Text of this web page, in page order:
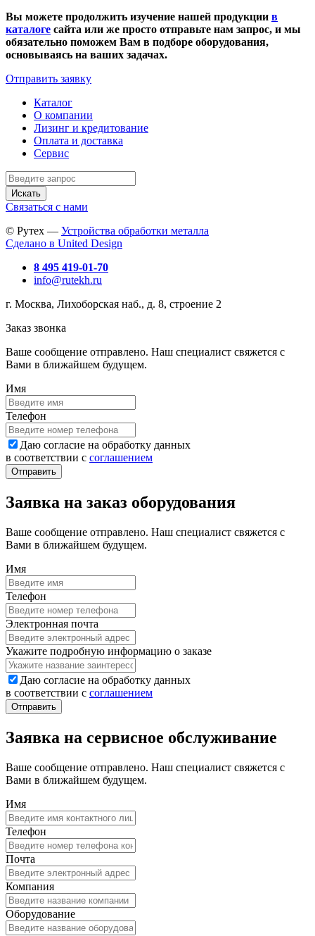
Вы можете продолжить изучение нашей продукции в
каталоге сайта или же просто отправьте нам запрос, и мы
обязательно поможем Вам в подборе оборудования,
основываясь на ваших задачах.
Отправить заявку
Каталог
О компании
Лизинг и кредитование
Оплата и доставка
Сервис
Искать
Связаться с нами
© Рутех — Устройства обработки металла
Сделано в United Design
8 495 419-01-70
info@rutekh.ru
г. Москва, Лихоборская наб., д. 8, строение 2
Заказ звонка
Ваше сообщение отправлено. Наш специалист свяжется с
Вами в ближайшем будущем.
Имя
Телефон
Даю согласие на обработку данных
в соответствии с соглашением
Заявка на заказ оборудования
Ваше сообщение отправлено. Наш специалист свяжется с
Вами в ближайшем будущем.
Имя
Телефон
Электронная почта
Укажите подробную информацию о заказе
Даю согласие на обработку данных
в соответствии с соглашением
Заявка на сервисное обслуживание
Ваше сообщение отправлено. Наш специалист свяжется с
Вами в ближайшем будущем.
Имя
Телефон
Почта
Компания
Оборудование